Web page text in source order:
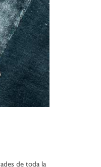
de toda la